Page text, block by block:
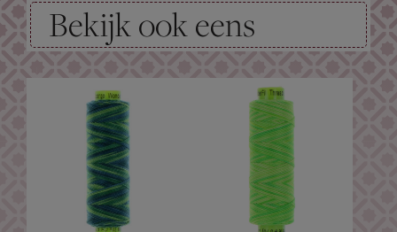
Bekijk ook eens